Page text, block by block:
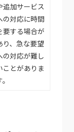
追加サービス
の対応に時間
要する場合が
り、急な要望
の対応が難し
ことがありま